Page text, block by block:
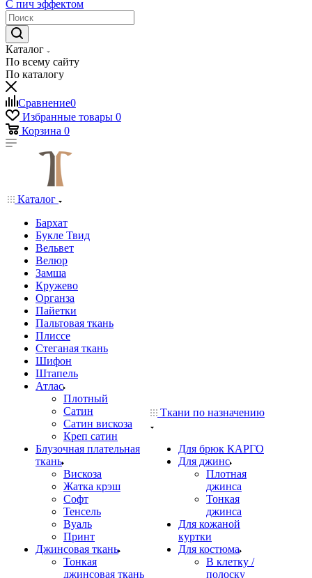
С пич эффектом
Каталог
По всему сайту
По каталогу
Сравнение0
Избранные товары 0
Корзина 0
Каталог
Бархат
Букле Твид
Вельвет
Велюр
Замша
Кружево
Органза
Пайетки
Пальтовая ткань
Плиссе
Стеганая ткань
Шифон
Штапель
Атлас
Плотный
Сатин
Сатин вискоза
Креп сатин
Блузочная плательная
ткань
Вискоза
Жатка крэш
Софт
Тенсель
Вуаль
Принт
Джинсовая ткань
Тонкая
джинсовая ткань
Ткани по назначению
Для брюк КАРГО
Для джинс
Плотная
джинса
Тонкая
джинса
Для кожаной
куртки
Для костюма
В клетку /
полоску